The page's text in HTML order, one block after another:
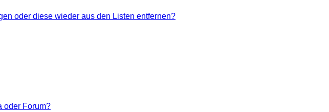
oder diese wieder aus den Listen entfernen?
oder Forum?